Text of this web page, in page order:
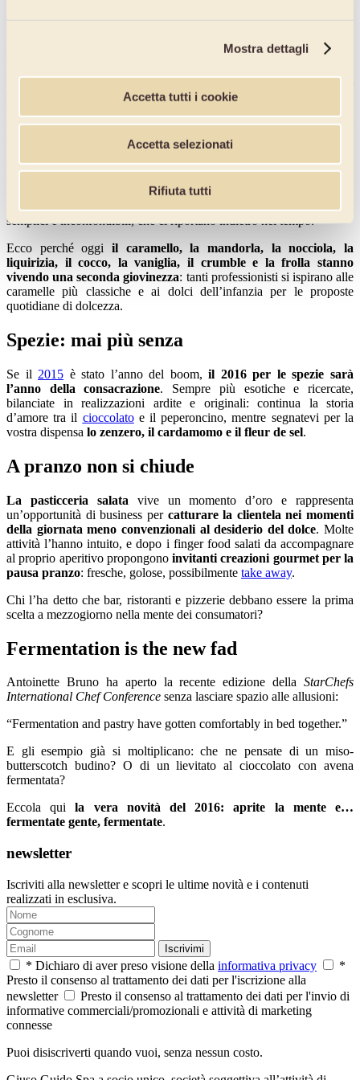
Mostra dettagli
Accetta tutti i cookie
Accetta selezionati
Rifiuta tutti
Proposte al momentorintracciabili quasi solamente nei ristoranti
che offrono cucina etnica o stellata : testarle quotidianamente – con
rivelarsi sorprendente, magari affermando nuovi realizzazioni
strategiche per la propria attività.
Dolci ricordi
Nostalgia canaglia: oggi i ricordi rivivono anche attraverso dolcezze
semplici e inconfondibili, che ci riportano indietro nel tempo.
Ecco perché oggi il caramello, la mandorla, la nocciola, la
liquirizia, il cocco, la vaniglia, il crumble e la frolla stanno
vivendo una seconda giovinezza: tanti professionisti si ispirano alle
caramelle più classiche e ai dolci dell’infanzia per le proposte
quotidiane di dolcezza.
Spezie: mai più senza
Se il 2015 è stato l’anno del boom,il 2016 per le spezie sarà
l’anno della consacrazione. Sempre più esotiche e ricercate,
bilanciate in realizzazioni ardite e originali: continua la storia
d’amore tra il cioccolatoe il peperoncino, mentre segnatevi per la
vostra dispensa lo zenzero, il cardamomo e il fleur de sel.
A pranzo non si chiude
La pasticceria salata vive un momento d’oro e rappresenta
un’opportunità di business per catturare la clientela nei momenti
della giornata meno convenzionali al desiderio del dolce. Molte
attività l’hanno intuito, e dopo i finger food salati da accompagnare
al proprio aperitivo propongono invitanti creazioni gourmet per la
pausa pranzo: fresche, golose, possibilmente take away.
Chi l’ha detto che bar, ristoranti e pizzerie debbano essere la prima
scelta a mezzogiorno nella mente dei consumatori?
Fermentation is the new fad
Antoinette Bruno ha aperto la recente edizione della StarChefs
International Chef Conference senza lasciare spazio alle allusioni:
“Fermentation and pastry have gotten comfortably in bed together.”
E gli esempio già si moltiplicano: che ne pensate di un miso-
butterscotch budino? O di un lievitato al cioccolato con avena
fermentata?
Eccola quila vera novità del 2016: aprite la mente e…
fermentate gente, fermentate.
newsletter
Iscriviti alla newsletter e scopri le ultime novità e i contenuti
realizzati in esclusiva.
Iscrivimi
* Dichiaro di aver preso visione della informativa privacy
*
Presto il consenso al trattamento dei dati per l'iscrizione alla
newsletter
Presto il consenso al trattamento dei dati per l'invio di
informative commerciali/promozionali e attività di marketing
connesse
Puoi disiscriverti quando vuoi, senza nessun costo.